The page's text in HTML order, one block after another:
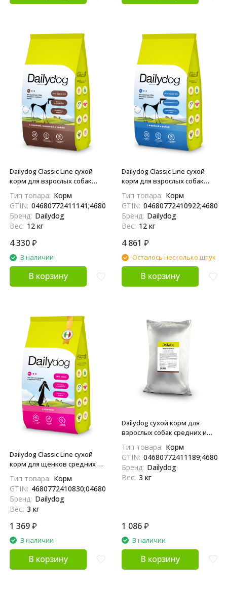
Dailydog Classic Line сухой
корм для взрослых собак
индейкой, говядиной и
рыбой - 12 кг
Тип товара: Корм
GTIN: 04680772411141;4680772411141
Бренд: Dailydog
Вес: 12 кг
4 330₽
В наличии
В корзину
Dailydog Classic Line сухой
корм для взрослых собак
индейкой и рыбой - 12 кг
Тип товара: Корм
GTIN:
Бренд: Dailydog
Вес: 12 кг
4 861 ₽
Осталось несколько штук
В корзину
Dailydog Classic Line сухой
корм для щенков средних и
3 кг
Тип товара: Корм
GTIN: 4680772410830;04680772410830
Бренд: Dailydog
Вес: 3 кг
1 369₽
В наличии
В корзину
Dailydog сухой корм для
взрослых собак средних и
говядиной и рыбой - 3 кг
Тип товара: Корм
GTIN:
Бренд: Dailydog
Вес: 3 кг
1 086₽
В наличии
В корзину